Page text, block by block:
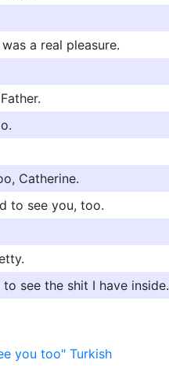
a real pleasure.
Catherine.
to see you, too.
see the shit I have inside.
you too" Turkish